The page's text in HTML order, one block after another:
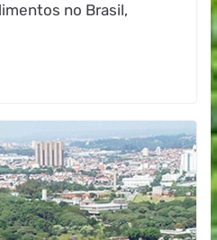
no Brasil,